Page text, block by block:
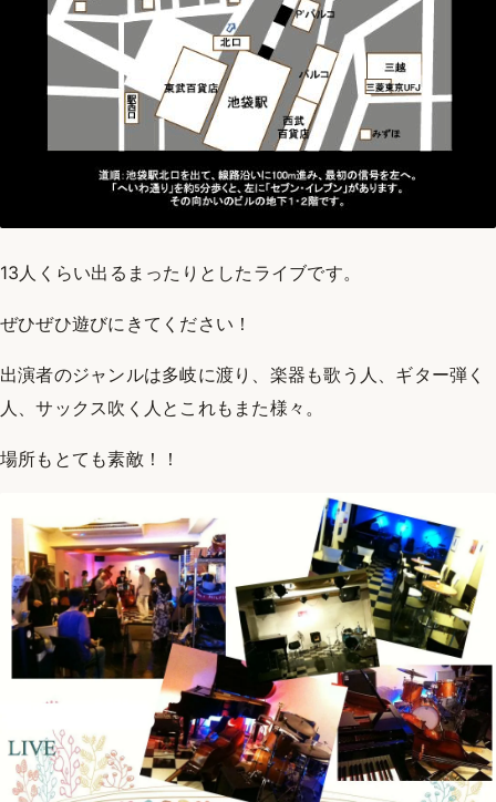
13人くらい出るまったりとしたライブです。
ぜひぜひ遊びにきてください！
出演者のジャンルは多岐に渡り、楽器も歌う人、ギター弾く
人、サックス吹く人とこれもまた様々。
場所もとても素敵！！